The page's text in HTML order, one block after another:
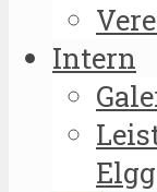
Intern
Elgg